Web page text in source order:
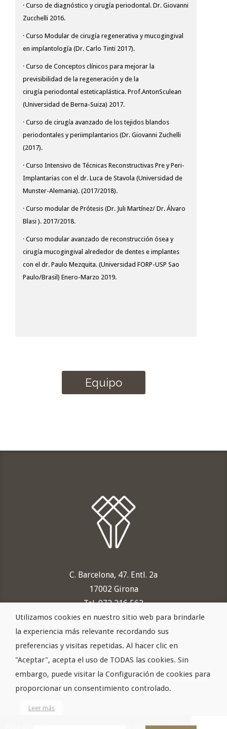
· Curso de diagnóstico y cirugía periodontal. Dr. Giovanni
Zucchelli 2016.
· Curso Modular de cirugía regenerativa y mucogingival
en implantología (Dr. Carlo Tinti 2017).
· Curso de Conceptos clínicos para mejorar la
previsibilidad de la regeneración y de la
cirugía periodontal esteticaplástica. Prof.AntonSculean
(Universidad de Berna-Suiza) 2017.
· Curso de cirugía avanzado de los tejidos blandos
periodontales y periimplantarios (Dr. Giovanni Zuchelli
(2017).
· Curso Intensivo de Técnicas Reconstructivas Pre y Peri-
Implantarias con el dr. Luca de Stavola (Universidad de
Munster-Alemania). (2017/2018).
· Curso modular de Prótesis (Dr. Juli Martínez/ Dr. Álvaro
Blasi ). 2017/2018.
· Curso modular avanzado de reconstrucción ósea y
cirugía mucogingival alrededor de dentes e implantes
con el dr. Paulo Mezquita. (Universidad FORP-USP Sao
Paulo/Brasil) Enero-Marzo 2019.
Equipo
C. Barcelona, 47. Entl. 2a
17002 Girona
Tel. 972 216 562
info@odontologiacampistol.com
Avís legal·Política de privacitat·Política de cookies
2026 TOTS ELS DRETS RESERVATS ·Disseny: Frame
Utilizamos cookies en nuestro sitio web para brindarle
la experiencia más relevante recordando sus
preferencias y visitas repetidas. Al hacer clic en
"Aceptar", acepta el uso de TODAS las cookies. Sin
embargo, puede visitar la Configuración de cookies para
proporcionar un consentimiento controlado.
Leer más